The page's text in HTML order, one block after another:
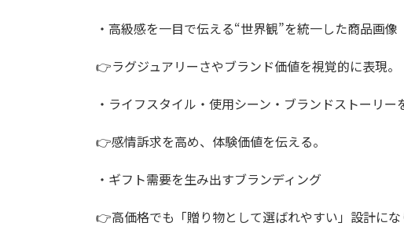
・高級感を一目で伝える“世界観”を統一した商品画像
👉ラグジュアリーさやブランド価値を視覚的に表現。
・ライフスタイル・使用シーン・ブランドストーリ
👉感情訴求を高め、体験価値を伝える。
・ギフト需要を生み出すブランディング
👉高価格でも「贈り物として選ばれやすい」設計に